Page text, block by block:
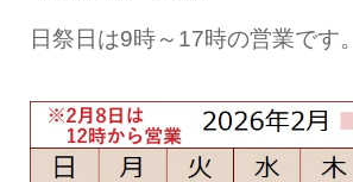
日祭日は9時～17時の営業です。